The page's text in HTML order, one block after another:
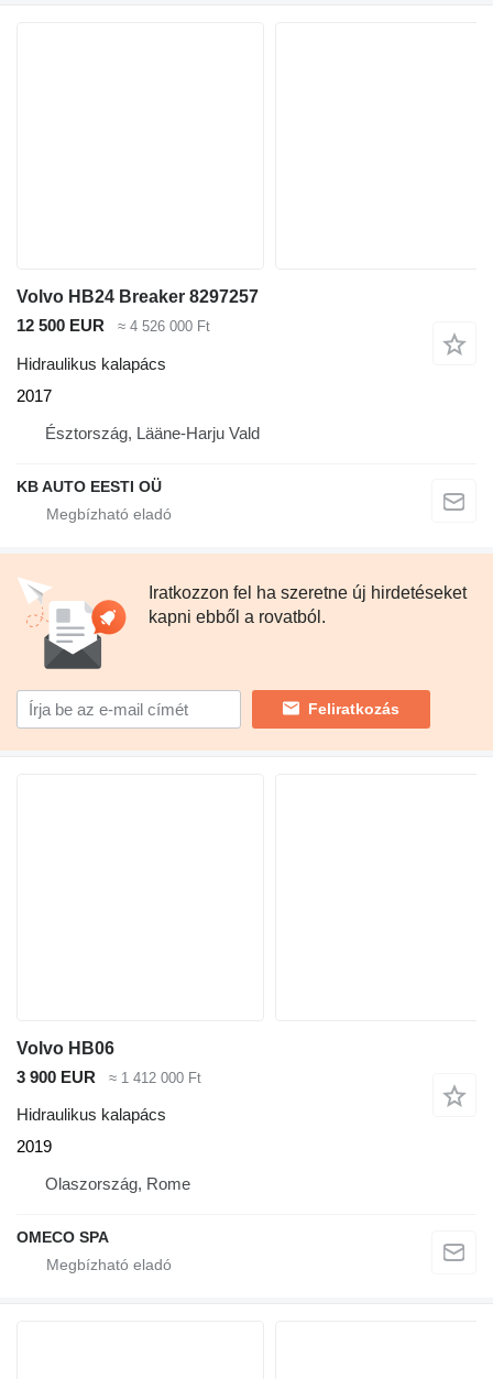
Volvo HB24 Breaker 8297257
12 500 EUR
≈ 4 526 000 Ft
Hidraulikus kalapács
2017
Észtország, Lääne-Harju Vald
KB AUTO EESTI OÜ
Iratkozzon fel ha szeretne új hirdetéseket
kapni ebből a rovatból.
Feliratkozás
Volvo HB06
3 900 EUR
≈ 1 412 000 Ft
Hidraulikus kalapács
2019
Olaszország, Rome
OMECO SPA